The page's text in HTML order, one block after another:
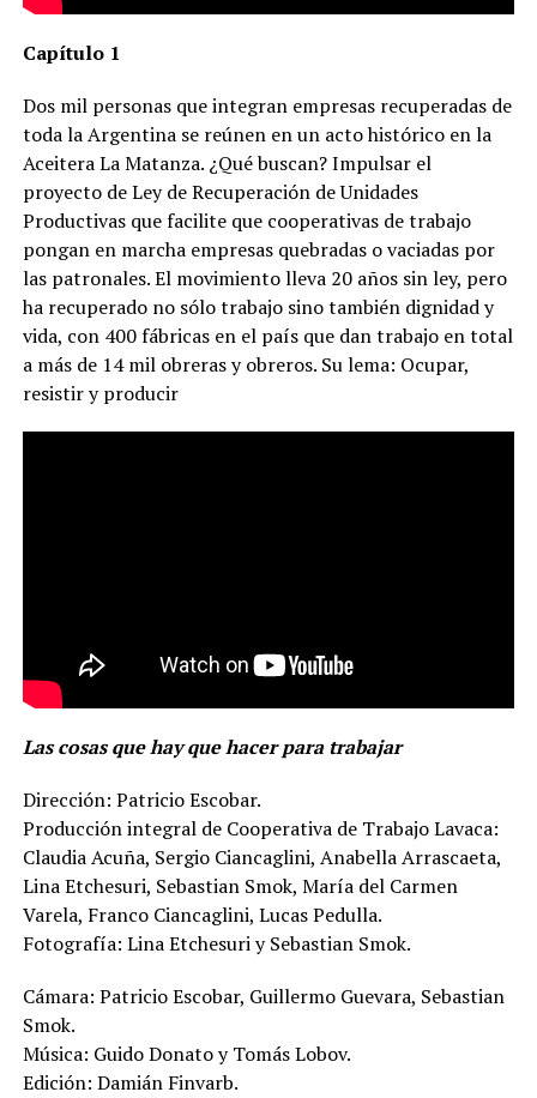
Capítulo 1
Dos mil personas que integran empresas recuperadas de
toda la Argentina se reúnen en un acto histórico en la
Aceitera La Matanza. ¿Qué buscan? Impulsar el
proyecto de Ley de Recuperación de Unidades
Productivas que facilite que cooperativas de trabajo
pongan en marcha empresas quebradas o vaciadas por
las patronales. El movimiento lleva 20 años sin ley, pero
ha recuperado no sólo trabajo sino también dignidad y
vida, con 400 fábricas en el país que dan trabajo en total
a más de 14 mil obreras y obreros. Su lema: Ocupar,
resistir y producir
Las cosas que hay que hacer para trabajar
Dirección: Patricio Escobar.
Producción integral de Cooperativa de Trabajo Lavaca:
Claudia Acuña, Sergio Ciancaglini, Anabella Arrascaeta,
Lina Etchesuri, Sebastian Smok, María del Carmen
Varela, Franco Ciancaglini, Lucas Pedulla.
Fotografía: Lina Etchesuri y Sebastian Smok.
Cámara: Patricio Escobar, Guillermo Guevara, Sebastian
Smok.
Música: Guido Donato y Tomás Lobov.
Edición: Damián Finvarb.